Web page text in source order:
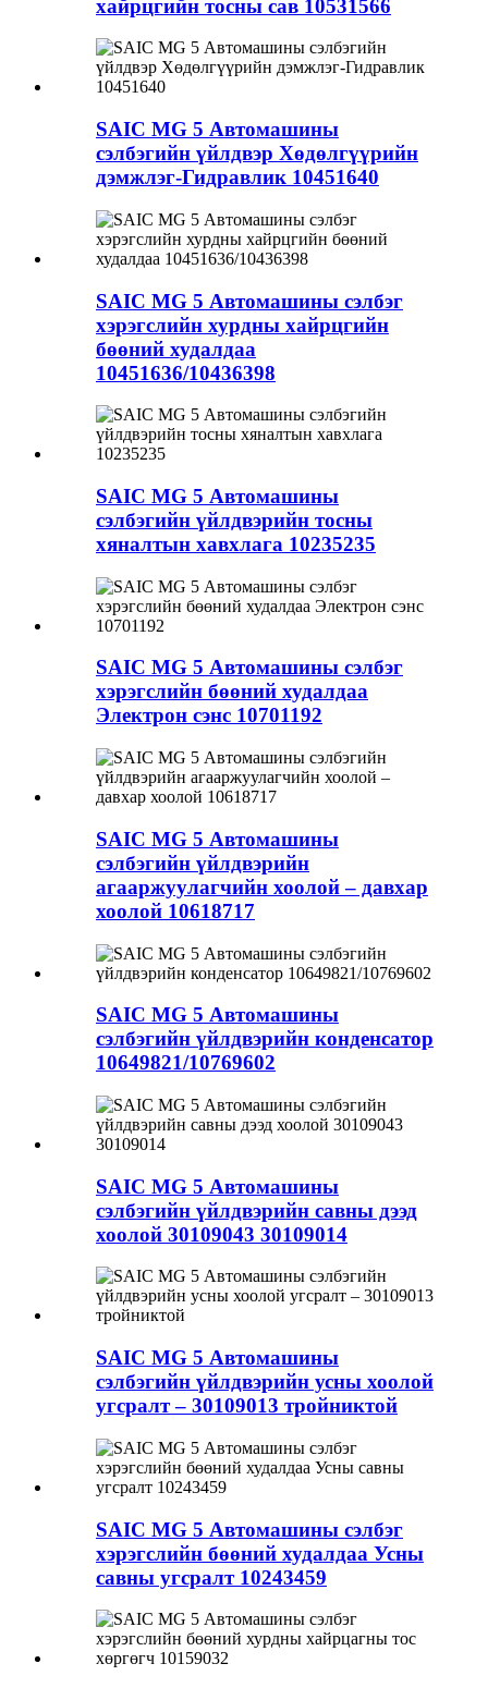
хайрцгийн тосны сав 10531566
SAIC MG 5 Автомашины
сэлбэгийн үйлдвэр Хөдөлгүүрийн
дэмжлэг-Гидравлик 10451640
SAIC MG 5 Автомашины сэлбэг
хэрэгслийн хурдны хайрцгийн
бөөний худалдаа
10451636/10436398
SAIC MG 5 Автомашины
сэлбэгийн үйлдвэрийн тосны
хяналтын хавхлага 10235235
SAIC MG 5 Автомашины сэлбэг
хэрэгслийн бөөний худалдаа
Электрон сэнс 10701192
SAIC MG 5 Автомашины
сэлбэгийн үйлдвэрийн
агааржуулагчийн хоолой – давхар
хоолой 10618717
SAIC MG 5 Автомашины
сэлбэгийн үйлдвэрийн конденсатор
10649821/10769602
SAIC MG 5 Автомашины
сэлбэгийн үйлдвэрийн савны дээд
хоолой 30109043 30109014
SAIC MG 5 Автомашины
сэлбэгийн үйлдвэрийн усны хоолой
угсралт – 30109013 тройниктой
SAIC MG 5 Автомашины сэлбэг
хэрэгслийн бөөний худалдаа Усны
савны угсралт 10243459